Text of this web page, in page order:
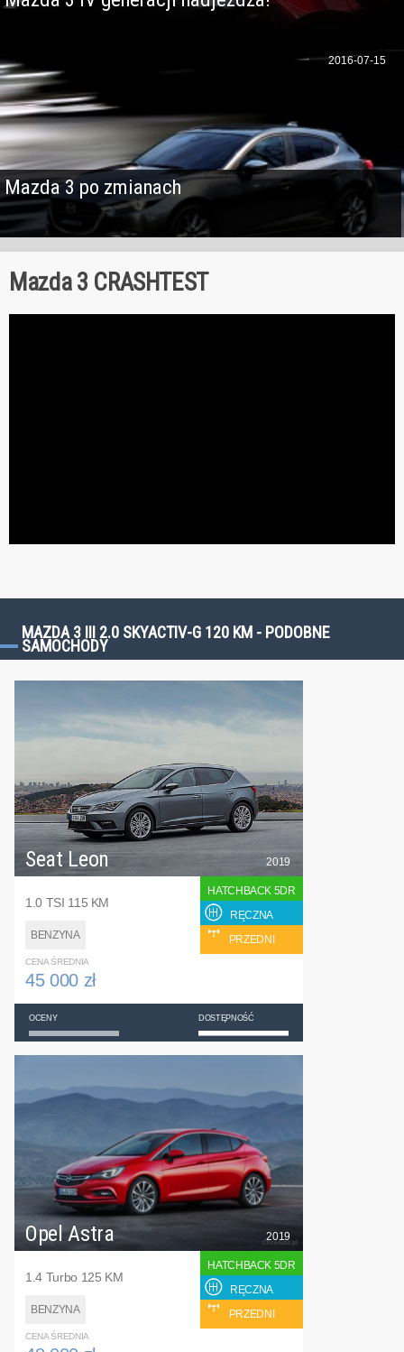
Mazda 3 po zmianach
2016-07-15
Mazda 3 CRASHTEST
MAZDA 3 III 2.0 SKYACTIV-G 120 KM - PODOBNE
SAMOCHODY
Seat Leon
1.0 TSI 115 KM
BENZYNA
2019
HATCHBACK 5DR
RĘCZNA
PRZEDNI
CENA ŚREDNIA
45 000 zł
OCENY DOSTĘPNOŚĆ
Opel Astra
1.4 Turbo 125 KM
BENZYNA
2019
HATCHBACK 5DR
RĘCZNA
PRZEDNI
CENA ŚREDNIA